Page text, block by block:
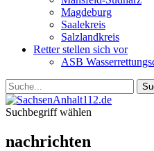
Magdeburg
Saalekreis
Salzlandkreis
Retter stellen sich vor
ASB
Suchbegriff wählen
nachrichten